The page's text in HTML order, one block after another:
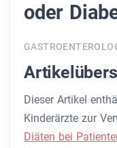
oder
Dieser Artikel
Kinderärzte zur
Diäten bei